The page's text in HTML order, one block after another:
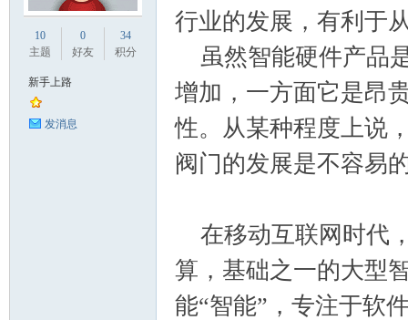
10
主题
0
好友
34
积分
新手上路
发消息
行业的发展，有利于
虽然智能硬件产品
增加，一方面它是昂
性。从某种程度上说
阀门的发展是不容易
在移动互联网时代
算，基础之一的大型
能“智能”，专注于软